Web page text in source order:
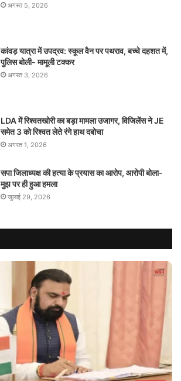
अगस्त 5, 2026
कांवड़ यात्रा में उपद्रव: स्कूल वैन पर पथराव, बच्चे दहशत में,
पुलिस बोली- मामूली टक्कर
अगस्त 3, 2026
LDA में रिश्वतखोरी का बड़ा मामला उजागर, विजिलेंस ने JE
समेत 3 को रिश्वत लेते रंगे हाथ दबोचा
अगस्त 1, 2026
सपा जिलाध्यक्ष की हत्या के प्रयास का आरोप, आरोपी बोला-
मुझ पर ही हुआ हमला
जुलाई 29, 2026